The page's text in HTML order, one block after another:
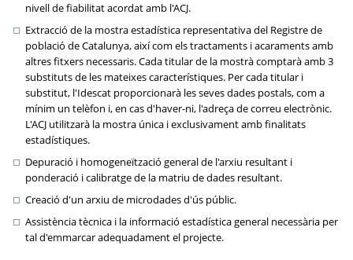
nivell de fiabilitat acordat amb l'ACJ.
Extracció de la mostra estadística representativa del Registre de
població de Catalunya, així com els tractaments i acaraments amb
altres fitxers necessaris. Cada titular de la mostrà comptarà amb 3
substituts de les mateixes característiques. Per cada titular i
substitut, l'Idescat proporcionarà les seves dades postals, com a
mínim un telèfon i, en cas d'haver-ni, l'adreça de correu electrònic.
L'ACJ utilitzarà la mostra única i exclusivament amb finalitats
estadístiques.
Depuració i homogeneïtzació general de l'arxiu resultant i
ponderació i calibratge de la matriu de dades resultant.
Creació d'un arxiu de microdades d'ús públic.
Assistència tècnica i la informació estadística general necessària per
tal d'emmarcar adequadament el projecte.